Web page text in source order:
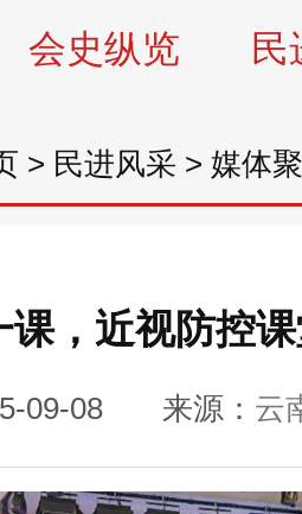
会史纵览 民
> 民进风采 > 媒体
课，近视防控
09-08 来源： 云